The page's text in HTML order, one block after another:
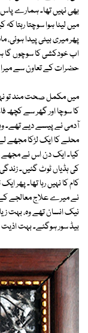
بھی نہیں تھا۔ ہمارے
میں لیٹا ہوا سوچتا رہتا
پھر میری بیٹی پیدا ہوئی،
اب خودکشی کا سوچوں گا
حضرات کے تعاون سے میرا
میں مکمل صحت مند تو
کا سوچا اور گھر سے کچھ
آدمی نے پیسے دیے تھے۔
محلے کا ایک لڑکا مجھے
کیا۔ ایک دن اس نے مجھے
کی ہڈیاں ٹوٹ گئیں۔
کام کا نہیں رہا تھا۔ پھر
نے میرے علاج معالجے کے
نیک انسان تھے وہ، بہت
بیڈ سور ہوگئے۔ بہت اذیت